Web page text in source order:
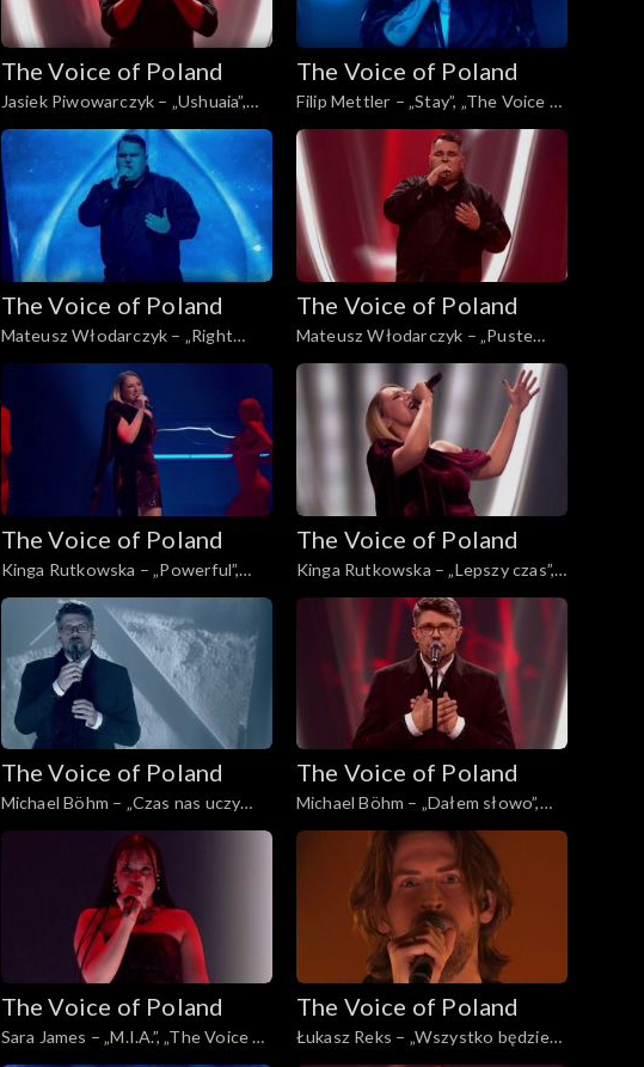
The Voice of Poland
Jasiek Piwowarczyk – „Ushuaia”,
„The Voice of Poland”, Live 3, 22
listopada 2025
The Voice of Poland
Filip Mettler – „Stay”, „The Voice of
Poland”, Live 3, 22 listopada 2025
The Voice of Poland
Mateusz Włodarczyk – „Right
Here Waiting for You”, „The Voice
of Poland”, Live 3, 22 listopada
2025
The Voice of Poland
Mateusz Włodarczyk – „Puste
kartki”, „The Voice of Poland”, Live
3, 22 listopada 2025
The Voice of Poland
Kinga Rutkowska – „Powerful”,
„The Voice of Poland”, Live 3, 22
listopada 2025
The Voice of Poland
Kinga Rutkowska – „Lepszy czas”,
„The Voice of Poland”, Live 3, 22
The Voice of Poland
Michael Böhm – „Czas nas uczy
pogody”, „The Voice of Poland”,
Live 3, 22 listopada 2025
The Voice of Poland
Michael Böhm – „Dałem słowo”,
„The Voice of Poland”, Live 3, 22
listopada 2025
The Voice of Poland
Sara James – „M.I.A.”, „The Voice of
Poland”, Live 2, 15 listopada 2025
The Voice of Poland
Łukasz Reks – „Wszystko będzie
dobrze”, „The Voice of Poland”,